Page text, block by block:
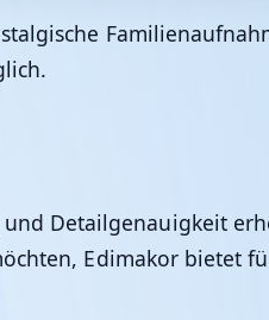
Detailgenauigkeit
Edimakorbietet